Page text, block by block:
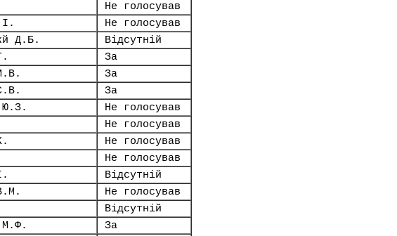
Не голосував
Не голосував
Д.Б.
Відсутній
За
За
За
Ю.З.
Не голосував
Не голосував
Не голосував
Не голосував
Відсутній
Не голосував
Відсутній
М.Ф.
За